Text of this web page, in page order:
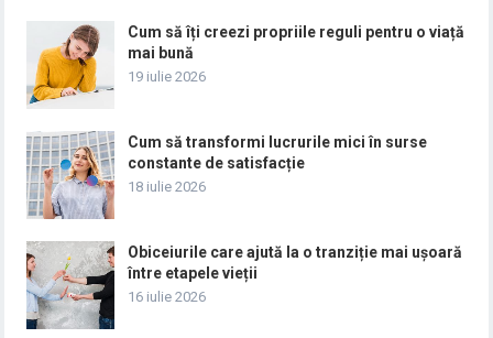
Cum să îți creezi propriile reguli pentru o viață
mai bună
19 iulie 2026
Cum să transformi lucrurile mici în surse
constante de satisfacție
18 iulie 2026
Obiceiurile care ajută la o tranziție mai ușoară
între etapele vieții
16 iulie 2026